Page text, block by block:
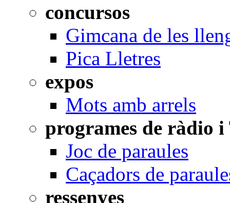
concursos
Gimcana de les
Pica Lletres
expos
Mots amb arrels
programes de ràdio
Joc de paraules
Caçadors de
ressenyes